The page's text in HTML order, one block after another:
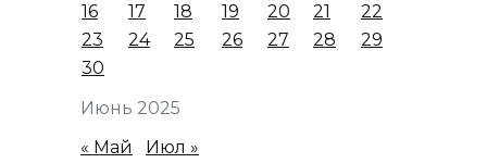
Июнь 2025
16
17 18 19 20 21
22
23
24 25 26 27 28
29
30
« Май Июл »